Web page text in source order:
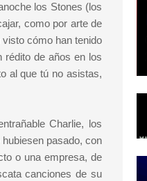
los Stones (los
como por arte de
cómo han tenido
rédito de años en los
al que tú no asistas,
Charlie, los
pasado, con
o una empresa, de
canciones de su